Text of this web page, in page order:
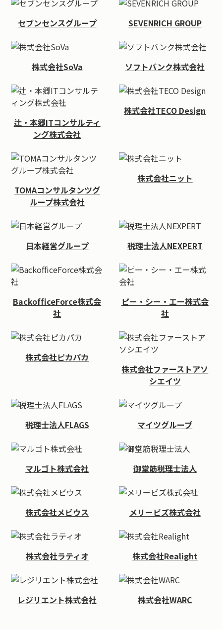
セブンセンスグループ SEVENRICH GROUP
株式会社SoVa ソフトバンク株式会社
辻・本郷ITコンサルティ
ング株式会社
株式会社TECO Design
TOMAコンサルタンツグ
ループ株式会社
株式会社ニット
日本経営グループ 税理士法人NEXPERT
BackofficeForce株式会
社
ピー・シー・エー株式会
社
株式会社ピカパカ
株式会社ファーストアソ
シエイツ
税理士法人FLAGS マイツグループ
マルゴト株式会社 御堂筋税理士法人
株式会社メビウス メリービズ株式会社
株式会社ラティオ 株式会社Realight
レジリエント株式会社 株式会社WARC